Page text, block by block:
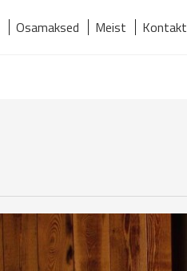
Osamaksed Meist Kontakt